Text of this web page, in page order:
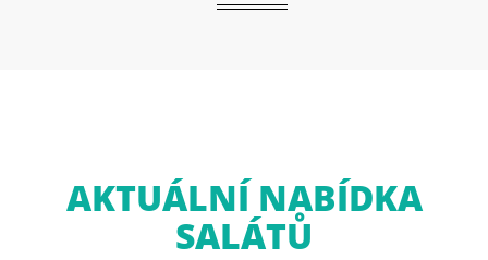
AKTUÁLNÍ NABÍDKA
SALÁTŮ